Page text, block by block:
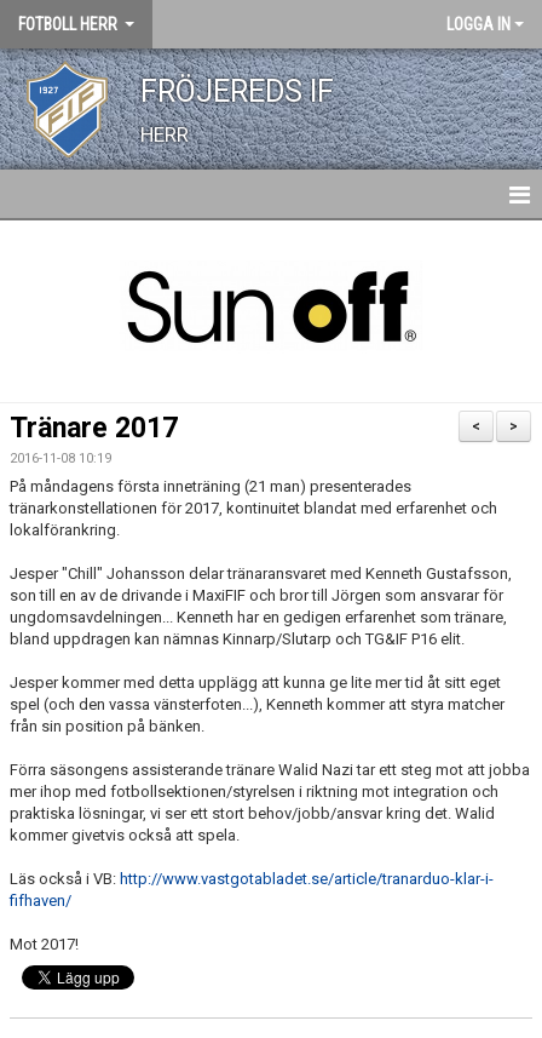
FOTBOLL HERR LOGGA IN
FRÖJEREDS IF
HERR
BILDGALLERI
DOKUMENT
MARATONTABELL MATCHER
MATCHER
TABELL & RESULTAT A
TABELL & RESULTAT U
>
<
Tränare 2017
2016-11-08 10:19
På måndagens första inneträning (21 man) presenterades
tränarkonstellationen för 2017, kontinuitet blandat med erfarenhet och
lokalförankring.
Jesper "Chill" Johansson delar tränaransvaret med Kenneth Gustafsson,
son till en av de drivande i MaxiFIF och bror till Jörgen som ansvarar för
ungdomsavdelningen... Kenneth har en gedigen erfarenhet som tränare,
bland uppdragen kan nämnas Kinnarp/Slutarp och TG&IF P16 elit.
Jesper kommer med detta upplägg att kunna ge lite mer tid åt sitt eget
spel (och den vassa vänsterfoten...), Kenneth kommer att styra matcher
från sin position på bänken.
Förra säsongens assisterande tränare Walid Nazi tar ett steg mot att jobba
mer ihop med fotbollsektionen/styrelsen i riktning mot integration och
praktiska lösningar, vi ser ett stort behov/jobb/ansvar kring det. Walid
kommer givetvis också att spela.
Läs också i VB: http://www.vastgotabladet.se/article/tranarduo-klar-i-
fifhaven/
Mot 2017!